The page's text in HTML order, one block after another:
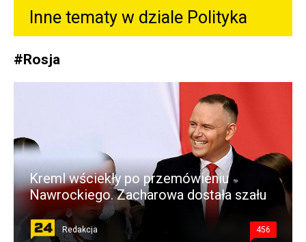
Inne tematy w dziale Polityka
#Rosja
Kreml wściekły po przemówieniu
Nawrockiego. Zacharowa dostała szału
Redakcja 456